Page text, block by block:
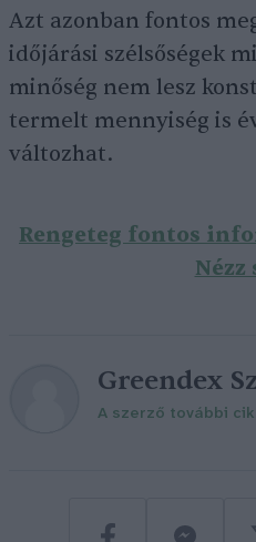
Azt azonban fontos
időjárási szélsőségek
minőség nem lesz
termelt mennyiség is
változhat.
Rengeteg fontos
Nézz
Greendex
A szerző további